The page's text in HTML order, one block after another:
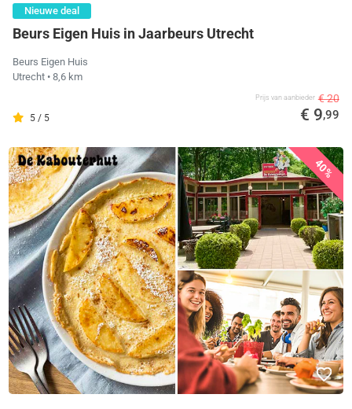
Nieuwe deal
Beurs Eigen Huis in Jaarbeurs Utrecht
Beurs Eigen Huis
Utrecht • 8,6 km
5 / 5
Prijs van aanbieder € 20
€ 9,99
40%